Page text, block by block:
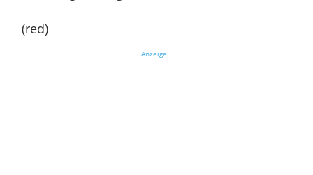
(red)
Anzeige